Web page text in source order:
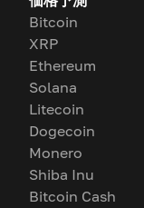
Bitcoin
XRP
Ethereum
Solana
Litecoin
Dogecoin
Monero
Shiba Inu
Bitcoin Cash